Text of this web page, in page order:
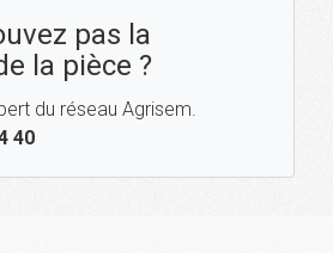
pas la
la pièce ?
du réseau Agrisem.
40